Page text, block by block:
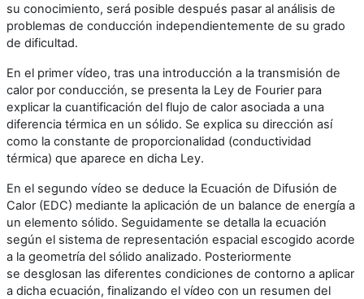
su conocimiento, será posible después pasar al análisis de
problemas de conducción independientemente de su grado
de dificultad.
En el primer vídeo, tras una introducción a la transmisión de
calor por conducción, se presenta la Ley de Fourier para
explicar la cuantificación del flujo de calor asociada a una
diferencia térmica en un sólido. Se explica su dirección así
como la constante de proporcionalidad (conductividad
térmica) que aparece en dicha Ley.
En el segundo vídeo se deduce la Ecuación de Difusión de
Calor (EDC) mediante la aplicación de un balance de energía a
un elemento sólido. Seguidamente se detalla la ecuación
según el sistema de representación espacial escogido acorde
a la geometría del sólido analizado. Posteriormente
se desglosan las diferentes condiciones de contorno a aplicar
a dicha ecuación, finalizando el vídeo con un resumen del